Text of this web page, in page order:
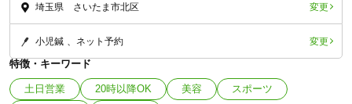
埼玉県 さいたま市北区 変更
小児鍼 ネット予約 変更
特徴・キーワード
土日営業 20時以降OK 美容
スポーツ
「健康にはりを見た」